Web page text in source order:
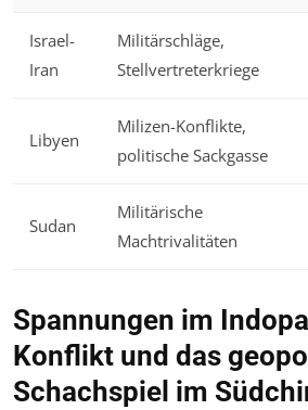
Israel-
Iran
Militärschläge,
Stellvertreterkriege
Libyen
Milizen-Konflikte,
politische Sackgasse
Sudan
Militärische
Machtrivalitäten
Spannungen im
Konflikt und das
Schachspiel im